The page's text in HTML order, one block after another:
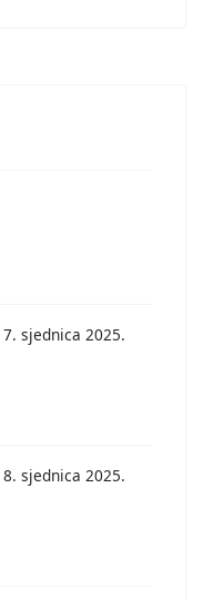
sjednica 2025.
sjednica 2025.